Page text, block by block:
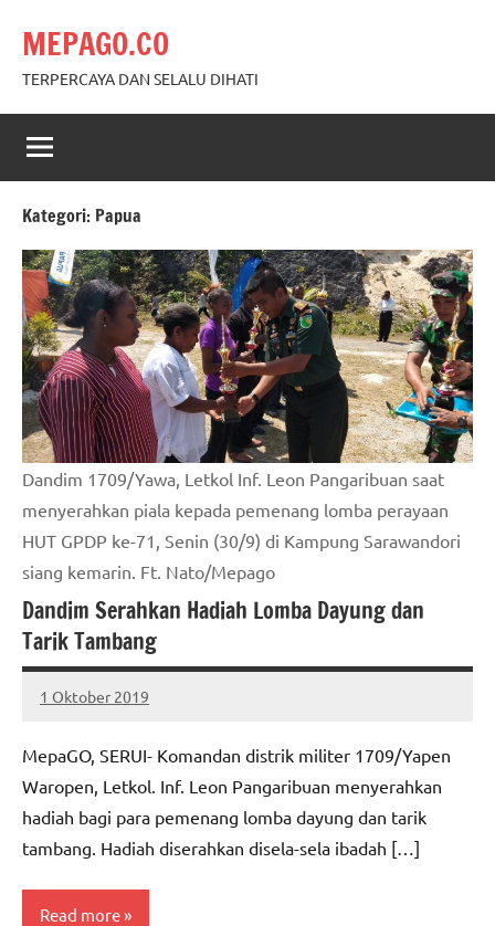
content
MEPAGO.CO
TERPERCAYA DAN SELALU DIHATI
Kategori: Papua
Dandim 1709/Yawa, Letkol Inf. Leon Pangaribuan saat
menyerahkan piala kepada pemenang lomba perayaan
HUT GPDP ke-71, Senin (30/9) di Kampung Sarawandori
siang kemarin. Ft. Nato/Mepago
Dandim Serahkan Hadiah Lomba Dayung dan
Tarik Tambang
1 Oktober 2019
MEPAGO
No
MepaGO, SERUI- Komandan distrik militer 1709/Yapen
Waropen, Letkol. Inf. Leon Pangaribuan menyerahkan
hadiah bagi para pemenang lomba dayung dan tarik
tambang. Hadiah diserahkan disela-sela ibadah […]
Read more